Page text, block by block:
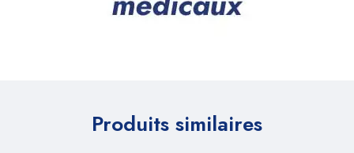
Produits similaires